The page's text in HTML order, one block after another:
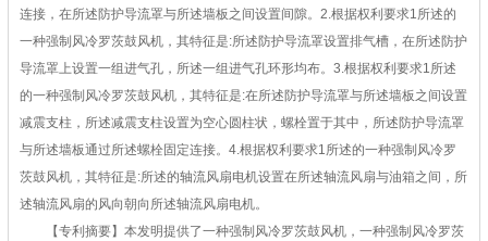
连接，在所述防护导流罩与所述墙板之间设置间隙。2.根据权利要求1所述的
一种强制风冷罗茨鼓风机，其特征是:所述防护导流罩设置排气槽，在所述防护
导流罩上设置一组进气孔，所述一组进气孔环形均布。3.根据权利要求1所述
的一种强制风冷罗茨鼓风机，其特征是:在所述防护导流罩与所述墙板之间设置
减震支柱，所述减震支柱设置为空心圆柱状，螺栓置于其中，所述防护导流罩
与所述墙板通过所述螺栓固定连接。4.根据权利要求1所述的一种强制风冷罗
茨鼓风机，其特征是:所述的轴流风扇电机设置在所述轴流风扇与油箱之间，所
述轴流风扇的风向朝向所述轴流风扇电机。
【专利摘要】本发明提供了一种强制风冷罗茨鼓风机，一种强制风冷罗茨